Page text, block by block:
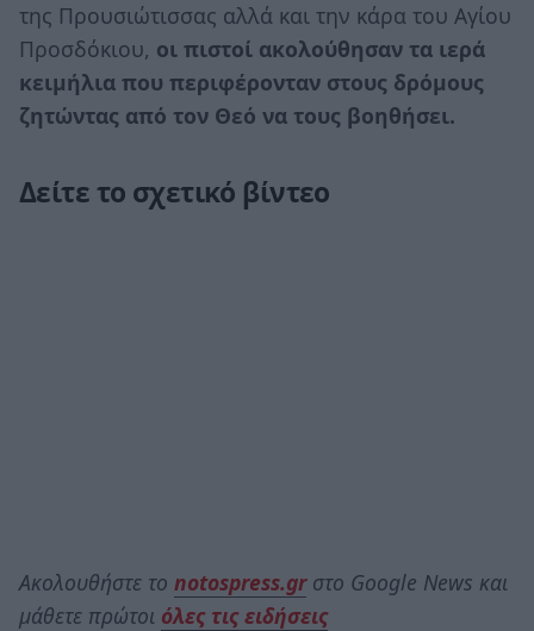
της Προυσιώτισσας αλλά και την κάρα του Αγίου
Προσδόκιου, οι πιστοί ακολούθησαν τα ιερά
κειμήλια που περιφέρονταν στους δρόμους
ζητώντας από τον Θεό να τους βοηθήσει.
Δείτε το σχετικό βίντεο
Ακολουθήστε το notospress.grστο Google News και
μάθετε πρώτοι όλες τις ειδήσεις